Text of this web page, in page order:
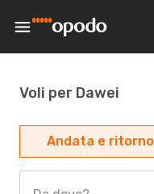
Voli per Dawei
Andata e ritorno